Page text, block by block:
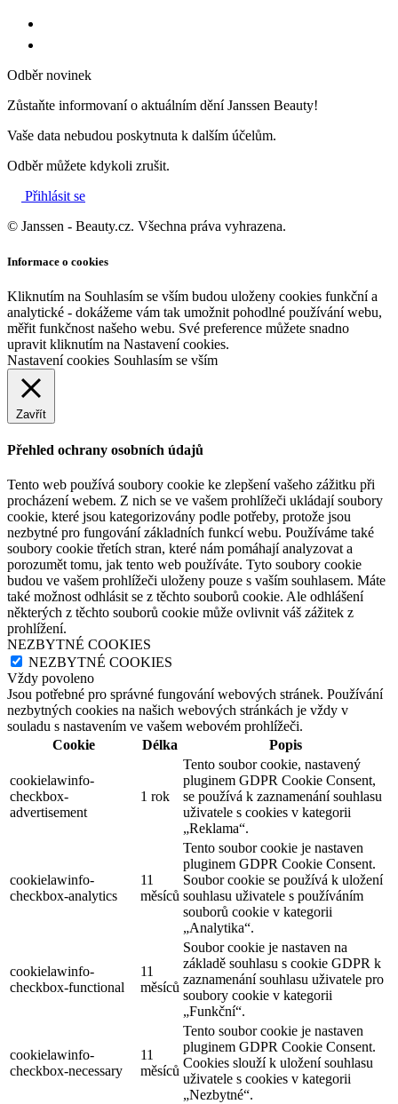
Odběr novinek
Zůstaňte informovaní o aktuálním dění Janssen Beauty!
Vaše data nebudou poskytnuta k dalším účelům.
Odběr můžete kdykoli zrušit.
Přihlásit se
© Janssen - Beauty.cz. Všechna práva vyhrazena.
Informace o cookies
Kliknutím na Souhlasím se vším budou uloženy cookies funkční a
analytické - dokážeme vám tak umožnit pohodlné používání webu,
měřit funkčnost našeho webu. Své preference můžete snadno
upravit kliknutím na Nastavení cookies.
Nastavení cookies Souhlasím se vším
Zavřít
Přehled ochrany osobních údajů
Tento web používá soubory cookie ke zlepšení vašeho zážitku při
procházení webem. Z nich se ve vašem prohlížeči ukládají soubory
cookie, které jsou kategorizovány podle potřeby, protože jsou
nezbytné pro fungování základních funkcí webu. Používáme také
soubory cookie třetích stran, které nám pomáhají analyzovat a
porozumět tomu, jak tento web používáte. Tyto soubory cookie
budou ve vašem prohlížeči uloženy pouze s vaším souhlasem. Máte
také možnost odhlásit se z těchto souborů cookie. Ale odhlášení
některých z těchto souborů cookie může ovlivnit váš zážitek z
prohlížení.
NEZBYTNÉ COOKIES
NEZBYTNÉ COOKIES
Vždy povoleno
Jsou potřebné pro správné fungování webových stránek. Používání
nezbytných cookies na našich webových stránkách je vždy v
souladu s nastavením ve vašem webovém prohlížeči.
Cookie
Délka Popis
cookielawinfo-
checkbox-
advertisement
1 rok
Tento soubor cookie, nastavený
pluginem GDPR Cookie Consent,
se používá k zaznamenání souhlasu
uživatele s cookies v kategorii
„Reklama“.
cookielawinfo-
checkbox-analytics
11
měsíců
Tento soubor cookie je nastaven
pluginem GDPR Cookie Consent.
Soubor cookie se používá k uložení
souhlasu uživatele s používáním
souborů cookie v kategorii
„Analytika“.
cookielawinfo-
checkbox-functional
11
měsíců
Soubor cookie je nastaven na
základě souhlasu s cookie GDPR k
zaznamenání souhlasu uživatele pro
soubory cookie v kategorii
„Funkční“.
cookielawinfo-
checkbox-necessary
11
měsíců
Tento soubor cookie je nastaven
pluginem GDPR Cookie Consent.
Cookies slouží k uložení souhlasu
uživatele s cookies v kategorii
„Nezbytné“.